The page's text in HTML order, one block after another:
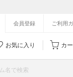
会員登録 ご利用
お気に入り カー